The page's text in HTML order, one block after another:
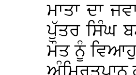
ਮਾਤਾ ਦਾ
ਪੁੱਤਰ ਸਿੰਘ
ਮੌਤ ਨੂੰ
ਅੰਮ੍ਰਿਤਪਾਨ